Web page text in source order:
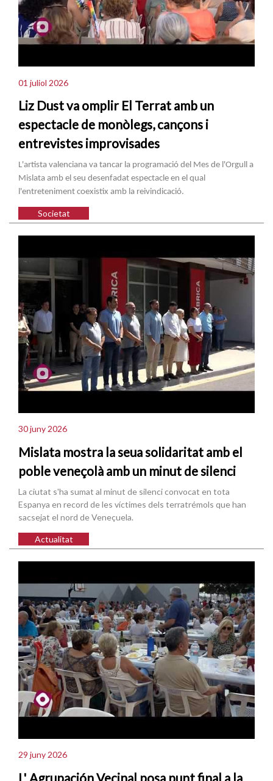
01 juliol 2026
Liz Dust va omplir El Terrat amb un
espectacle de monòlegs, cançons i
entrevistes improvisades
L'artista valenciana va tancar la programació del Mes de l'Orgull a
Mislata amb el seu desenfadat espectacle en el qual
l'entreteniment coexistix amb la reivindicació.
Societat
30 juny 2026
Mislata mostra la seua solidaritat amb el
poble veneçolà amb un minut de silenci
La ciutat s'ha sumat al minut de silenci convocat en tota
Espanya en record de les víctimes dels terratrémols que han
sacsejat el nord de Veneçuela.
Actualitat
29 juny 2026
L' Agrupación Vecinal posa punt final a la